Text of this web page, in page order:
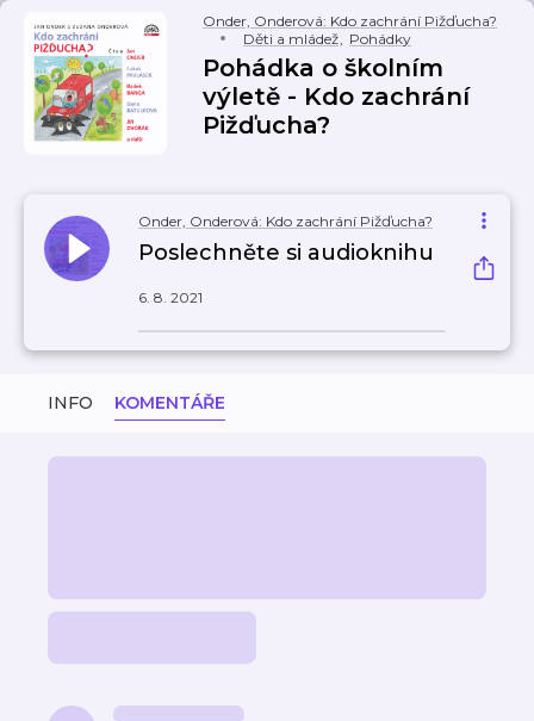
Onder, Onderová: Kdo zachrání Pižďucha?
Děti a mládež, Pohádky
Pohádka o školním
výletě - Kdo zachrání
Pižďucha?
Onder, Onderová: Kdo zachrání Pižďucha?
Poslechněte si audioknihu
6. 8. 2021
INFO KOMENTÁŘE